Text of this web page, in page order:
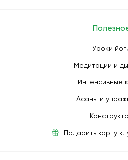
Уроки
Медитации и
Интенсивные
Асаны и
Подарить карту